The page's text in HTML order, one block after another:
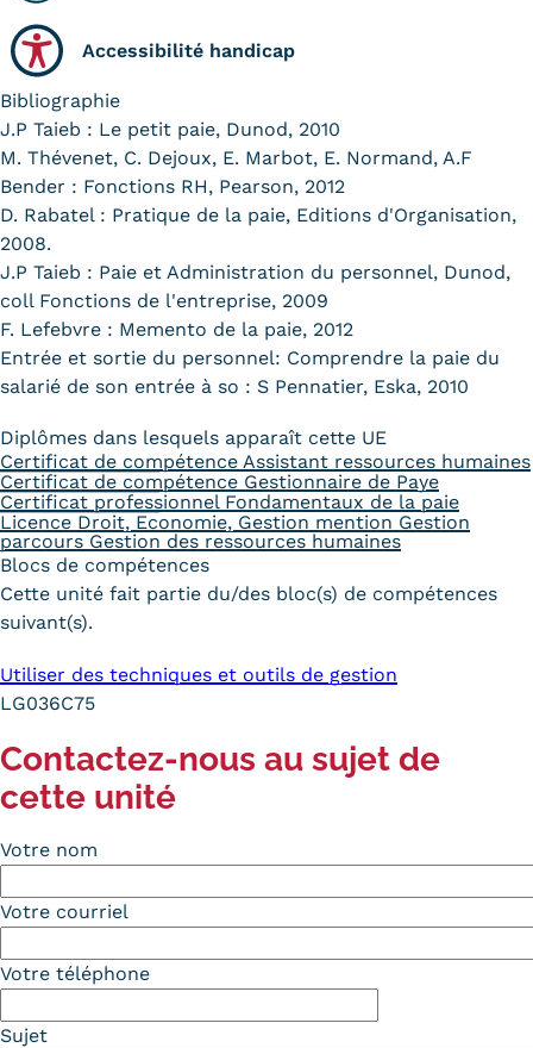
Accessibilité handicap
Bibliographie
J.P Taieb : Le petit paie, Dunod, 2010
M. Thévenet, C. Dejoux, E. Marbot, E. Normand, A.F
Bender : Fonctions RH, Pearson, 2012
D. Rabatel : Pratique de la paie, Editions d'Organisation,
2008.
J.P Taieb : Paie et Administration du personnel, Dunod,
coll Fonctions de l'entreprise, 2009
F. Lefebvre : Memento de la paie, 2012
Entrée et sortie du personnel: Comprendre la paie du
salarié de son entrée à so : S Pennatier, Eska, 2010
Diplômes dans lesquels apparaît cette UE
Certificat de compétence Assistant ressources humaines
Certificat de compétence Gestionnaire de Paye
Certificat professionnel Fondamentaux de la paie
Licence Droit, Economie, Gestion mention Gestion
parcours Gestion des ressources humaines
Blocs de compétences
Cette unité fait partie du/des bloc(s) de compétences
suivant(s).
Utiliser des techniques et outils de gestion
LG036C75
Contactez-nous au sujet de
cette unité
Votre nom
Votre courriel
Votre téléphone
Sujet